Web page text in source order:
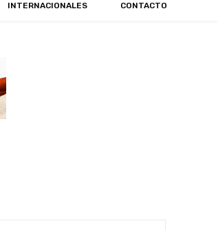
INTERNACIONALES CONTACTO